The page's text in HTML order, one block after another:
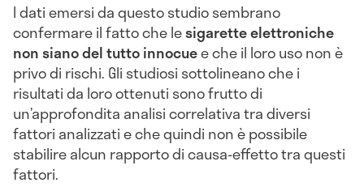
I dati emersi da questo studio sembrano
confermare il fatto che lesigarette elettroniche
non siano del tutto innocuee che il loro uso non è
privo di rischi. Gli studiosi sottolineano che i
risultati da loro ottenuti sono frutto di
un’approfondita analisi correlativa tra diversi
fattori analizzati e che quindi non è possibile
stabilire alcun rapporto di causa-effetto tra questi
fattori.